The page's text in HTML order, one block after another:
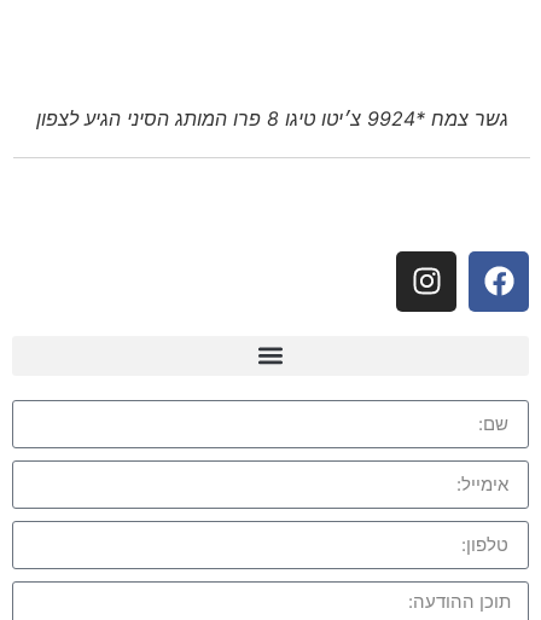
גשר צמח *9924 צ׳יטו טיגו 8 פרו המותג הסיני הגיע לצפון